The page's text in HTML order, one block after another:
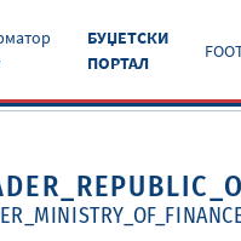
БУЏЕТСКИ
ПОРТАЛ